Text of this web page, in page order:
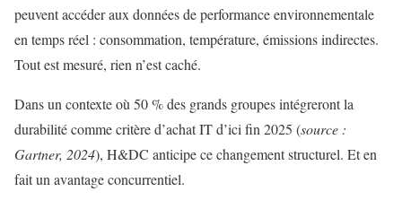
peuvent accéder aux données de performance environnementale
en temps réel : consommation, température, émissions indirectes.
Tout est mesuré, rien n’est caché.
Dans un contexte où 50 % des grands groupes intégreront la
durabilité comme critère d’achat IT d’ici fin 2025 (source :
Gartner, 2024), H&DC anticipe ce changement structurel. Et en
fait un avantage concurrentiel.